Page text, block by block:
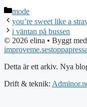
Kategorier
mode
you’re sweet like a
i väntan på bussen
© 2026 elina • Byggt med
improveme.se
Detta är ett arkiv. Nya
Drift & teknik: